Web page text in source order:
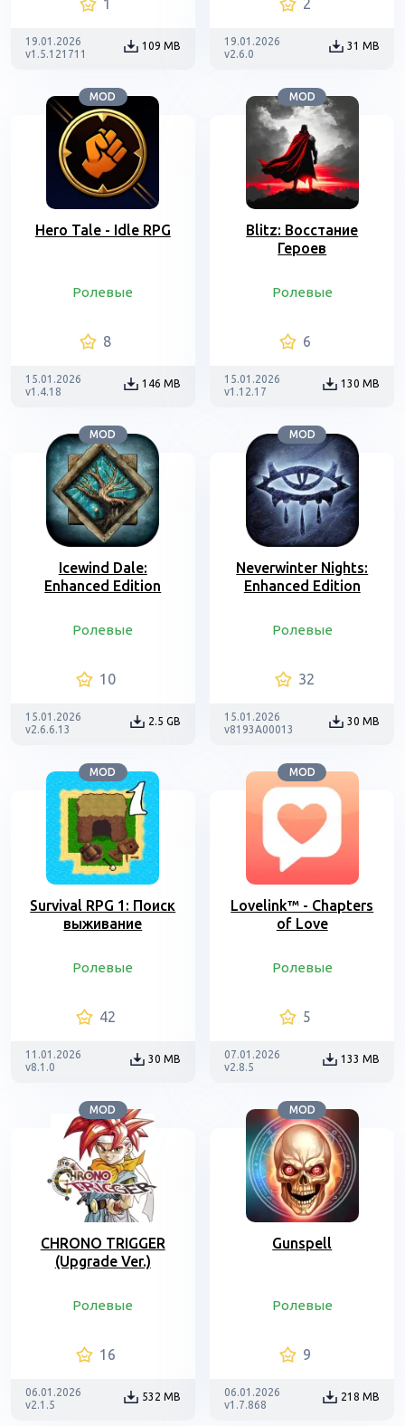
1
19.01.2026
v1.5.121711
109 MB
2
19.01.2026
v2.6.0
31 MB
MOD
Hero Tale - Idle RPG
Ролевые
8
15.01.2026
v1.4.18
146 MB
MOD
Blitz: Восстание
Героев
Ролевые
6
15.01.2026
v1.12.17
130 MB
MOD
Icewind Dale:
Enhanced Edition
Ролевые
10
15.01.2026
v2.6.6.13
2.5 GB
MOD
Neverwinter Nights:
Enhanced Edition
Ролевые
32
15.01.2026
v8193A00013
30 MB
MOD
Survival RPG 1: Поиск
выживание
Ролевые
42
11.01.2026
v8.1.0
30 MB
MOD
Lovelink™ - Chapters
of Love
Ролевые
5
07.01.2026
v2.8.5
133 MB
MOD
CHRONO TRIGGER
(Upgrade Ver.)
Ролевые
16
06.01.2026
v2.1.5
532 MB
MOD
Gunspell
Ролевые
9
06.01.2026
v1.7.868
218 MB